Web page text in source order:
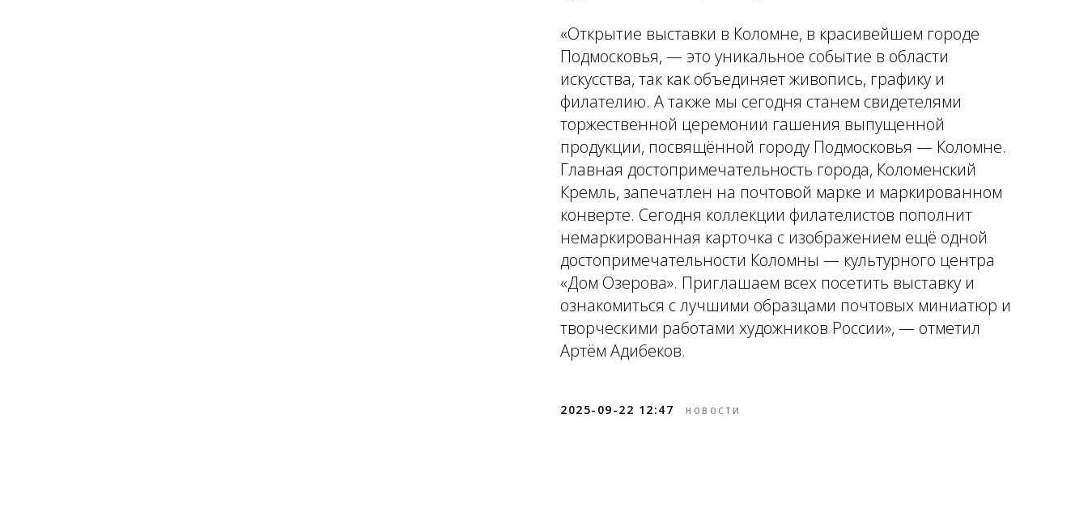
«Открытие выставки в Коломне, в красивейшем городе
Подмосковья, — это уникальное событие в области
искусства, так как объединяет живопись, графику и
филателию. А также мы сегодня станем свидетелями
торжественной церемонии гашения выпущенной
продукции, посвящённой городу Подмосковья — Коломне.
Главная достопримечательность города, Коломенский
Кремль, запечатлен на почтовой марке и маркированном
конверте. Сегодня коллекции филателистов пополнит
немаркированная карточка с изображением ещё одной
достопримечательности Коломны — культурного центра
«Дом Озерова». Приглашаем всех посетить выставку и
ознакомиться с лучшими образцами почтовых миниатюр и
творческими работами художников России», — отметил
Артём Адибеков.
2025-09-22 12:47 НОВОСТИ